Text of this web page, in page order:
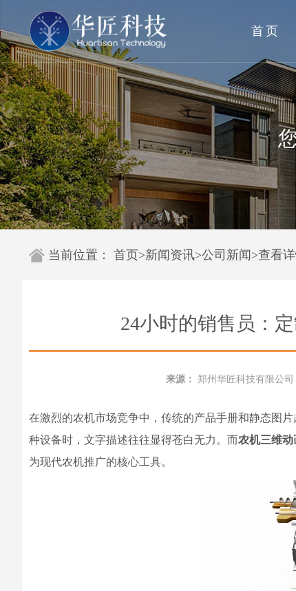
首页
当前位置： 首页>新闻资讯>公司新闻 >查看
24小时的销售员：
来源： 郑州华匠科技有限公司
在激烈的农机市场竞争中，传统的产品手册和静态图
种设备时，文字描述往往显得苍白无力。而农机三维动
为现代农机推广的核心工具。